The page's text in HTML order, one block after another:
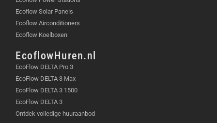
Ecoflow Solar Panels
Ecoflow Airconditioners
Ecoflow Koelboxen
EcoflowHuren.nl
EcoFlow DELTA Pro 3
EcoFlow DELTA 3 Max
EcoFlow DELTA 3 1500
EcoFlow DELTA 3
Ontdek volledige huuraanbod